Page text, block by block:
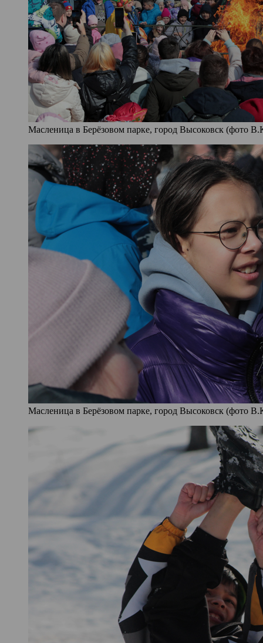
Масленица в Берёзовом парке, город Высоковск (фото
Масленица в Берёзовом парке, город Высоковск (фото